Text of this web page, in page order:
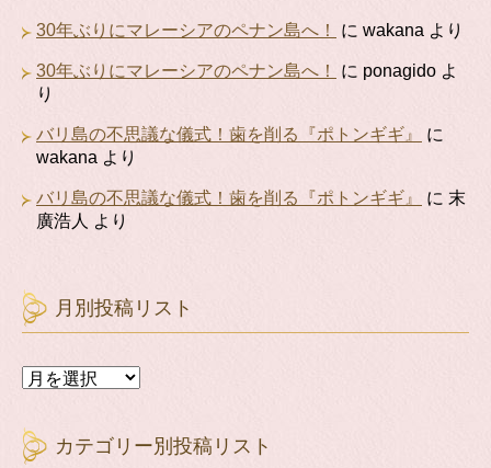
30年ぶりにマレーシアのペナン島へ！ に wakana より
30年ぶりにマレーシアのペナン島へ！ に ponagido よ
り
バリ島の不思議な儀式！歯を削る『ポトンギギ』
に
wakana より
バリ島の不思議な儀式！歯を削る『ポトンギギ』 に 末
廣浩人 より
月別投稿リスト
月
稿
カテゴリー別投稿リスト